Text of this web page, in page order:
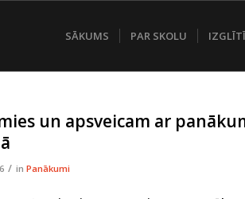
SĀKUMS PAR SKOLU
un apsveicam ar
/ in Panākumi